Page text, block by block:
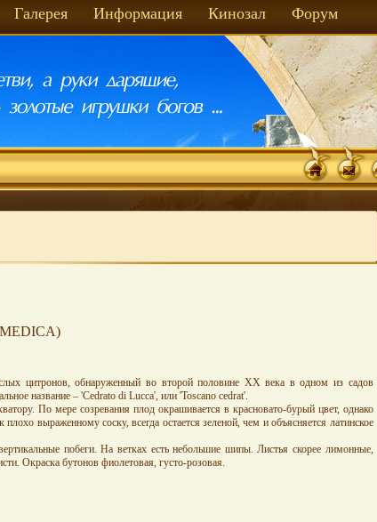
Галерея Информация Кинозал Форум
цитронов, обнаруженный во второй половине ХХ века в одном из садов
название – 'Сedrato di Lucca', или 'Toscano cedrat'.
По мере созревания плод окрашивается в красновато-бурый цвет, однако
выраженному соску, всегда остается зеленой, чем и объясняется латинское
побеги. На ветках есть небольшие шипы. Листья скорее лимонные,
Окраска бутонов фиолетовая, густо-розовая.